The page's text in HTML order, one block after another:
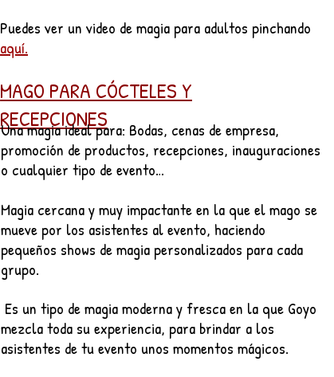
Puedes ver un video de magia para adultos pinchando
aquí.
MAGO PARA CÓCTELES Y
RECEPCIONES
Una magia ideal para: Bodas, cenas de empresa,
promoción de productos, recepciones, inauguraciones
o cualquier tipo de evento…
Magia cercana ymuy impactanteen la que el mago se
mueve por los asistentes al evento, haciendo
pequeños shows de magia personalizados para cada
grupo.
Es un tipo de magia moderna y fresca en la que Goyo
mezcla toda su experiencia, para brindar a los
asistentes de tu evento unos momentos mágicos.